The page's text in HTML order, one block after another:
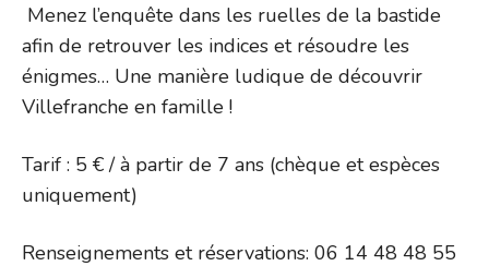
Menez l’enquête dans les ruelles de la bastide
afin de retrouver les indices et résoudre les
énigmes… Une manière ludique de découvrir
Villefranche en famille !
Tarif : 5 € / à partir de 7 ans (chèque et espèces
uniquement)
Renseignements et réservations: 06 14 48 48 55